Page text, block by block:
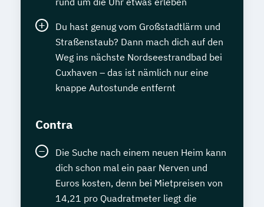
Du hast genug vom Großstadtlärm und
Straßenstaub? Dann mach dich auf den
Weg ins nächste Nordseestrandbad bei
Cuxhaven – das ist nämlich nur eine
knappe Autostunde entfernt
Contra
Die Suche nach einem neuen Heim kann
dich schon mal ein paar Nerven und
Euros kosten, denn bei Mietpreisen von
14,21 pro Quadratmeter liegt die